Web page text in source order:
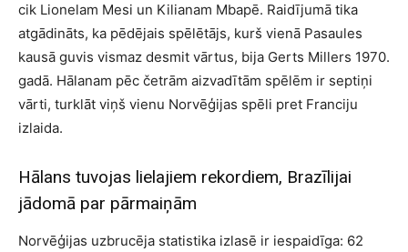
cik Lionelam Mesi un Kilianam Mbapē. Raidījumā tika
atgādināts, ka pēdējais spēlētājs, kurš vienā Pasaules
kausā guvis vismaz desmit vārtus, bija Gerts Millers 1970.
gadā. Hālanam pēc četrām aizvadītām spēlēm ir septiņi
vārti, turklāt viņš vienu Norvēģijas spēli pret Franciju
izlaida.
Hālans tuvojas lielajiem rekordiem, Brazīlijai
jādomā par pārmaiņām
Norvēģijas uzbrucēja statistika izlasē ir iespaidīga: 62